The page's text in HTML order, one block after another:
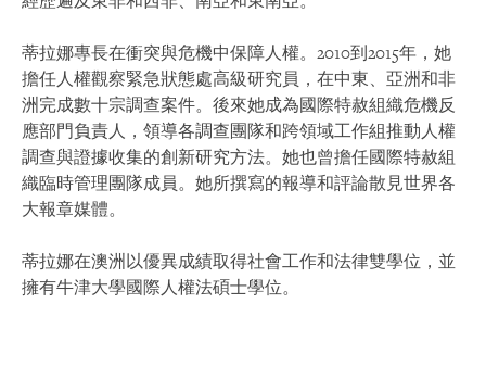
蒂拉娜專長在衝突與危機中保障人權。2010到2015年，她
擔任人權觀察緊急狀態處高級研究員，在中東、亞洲和非
洲完成數十宗調查案件。後來她成為國際特赦組織危機反
應部門負責人，領導各調查團隊和跨領域工作組推動人權
調查與證據收集的創新研究方法。她也曾擔任國際特赦組
織臨時管理團隊成員。她所撰寫的報導和評論散見世界各
大報章媒體。
蒂拉娜在澳洲以優異成績取得社會工作和法律雙學位，並
擁有牛津大學國際人權法碩士學位。